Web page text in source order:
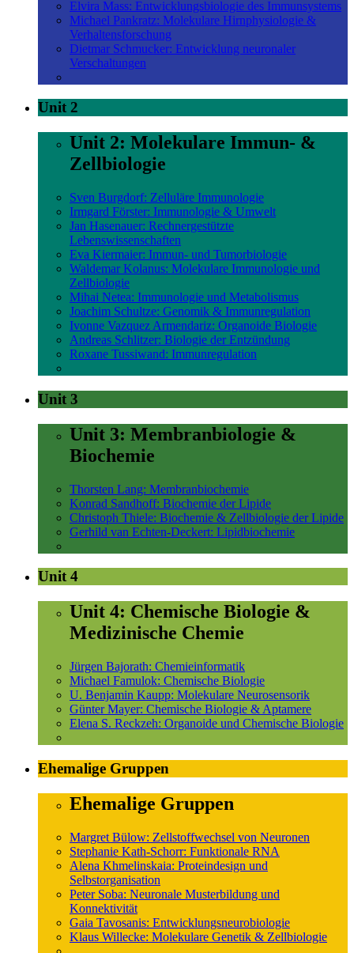
Elvira Mass: Entwicklungsbiologie des Immunsystems
Michael Pankratz: Molekulare Hirnphysiologie &
Verhaltensforschung
Dietmar Schmucker: Entwicklung neuronaler
Verschaltungen
Unit 2
Unit 2: Molekulare Immun- &
Zellbiologie
Sven Burgdorf: Zelluläre Immunologie
Irmgard Förster: Immunologie & Umwelt
Jan Hasenauer: Rechnergestützte
Lebenswissenschaften
Eva Kiermaier: Immun- und Tumorbiologie
Waldemar Kolanus: Molekulare Immunologie und
Zellbiologie
Mihai Netea: Immunologie und Metabolismus
Joachim Schultze: Genomik & Immunregulation
Ivonne Vazquez Armendariz: Organoide Biologie
Andreas Schlitzer: Biologie der Entzündung
Roxane Tussiwand: Immunregulation
Unit 3
Unit 3: Membranbiologie &
Biochemie
Thorsten Lang: Membranbiochemie
Konrad Sandhoff: Biochemie der Lipide
Christoph Thiele: Biochemie & Zellbiologie der Lipide
Gerhild van Echten-Deckert: Lipidbiochemie
Unit 4
Unit 4: Chemische Biologie &
Medizinische Chemie
Jürgen Bajorath: Chemieinformatik
Michael Famulok: Chemische Biologie
U. Benjamin Kaupp: Molekulare Neurosensorik
Günter Mayer: Chemische Biologie & Aptamere
Elena S. Reckzeh: Organoide und Chemische Biologie
Ehemalige Gruppen
Ehemalige Gruppen
Margret Bülow: Zellstoffwechsel von Neuronen
Stephanie Kath-Schorr: Funktionale RNA
Alena Khmelinskaia: Proteindesign und
Selbstorganisation
Peter Soba: Neuronale Musterbildung und
Konnektivität
Gaia Tavosanis: Entwicklungsneurobiologie
Klaus Willecke: Molekulare Genetik & Zellbiologie